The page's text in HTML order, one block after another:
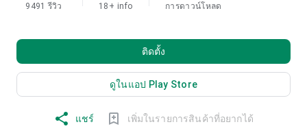
9491 รีวิว
18+ info การดาวน์โหลด
ติดตั้ง
ดูในแอป Play Store
แชร์ เพิ่มในรายการสินค้าที่อยากได้